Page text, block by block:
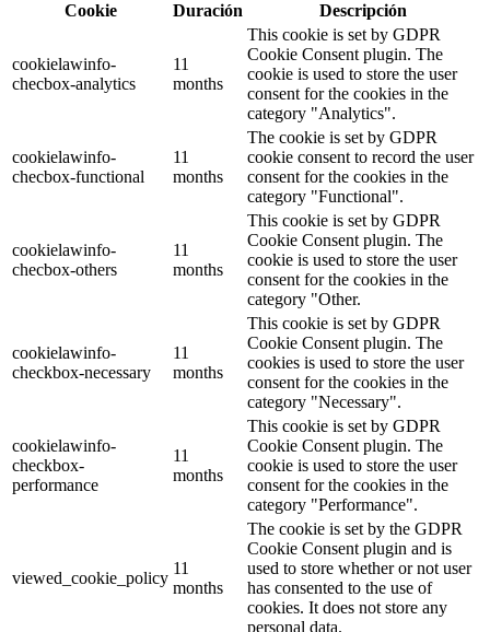
Cookie
Duración Descripción
cookielawinfo-
checbox-analytics
11
months
This cookie is set by GDPR
Cookie Consent plugin. The
cookie is used to store the user
consent for the cookies in the
category "Analytics".
cookielawinfo-
checbox-functional
11
months
The cookie is set by GDPR
cookie consent to record the user
consent for the cookies in the
category "Functional".
cookielawinfo-
checbox-others
11
months
This cookie is set by GDPR
Cookie Consent plugin. The
cookie is used to store the user
consent for the cookies in the
category "Other.
cookielawinfo-
checkbox-necessary
11
months
This cookie is set by GDPR
Cookie Consent plugin. The
cookies is used to store the user
consent for the cookies in the
category "Necessary".
cookielawinfo-
checkbox-
performance
11
months
This cookie is set by GDPR
Cookie Consent plugin. The
cookie is used to store the user
consent for the cookies in the
category "Performance".
viewed_cookie_policy
11
months
The cookie is set by the GDPR
Cookie Consent plugin and is
used to store whether or not user
has consented to the use of
cookies. It does not store any
personal data.